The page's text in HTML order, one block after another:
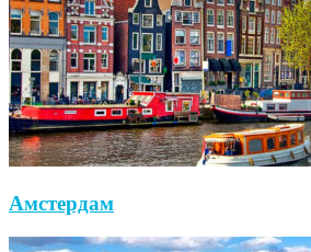
Амстердам